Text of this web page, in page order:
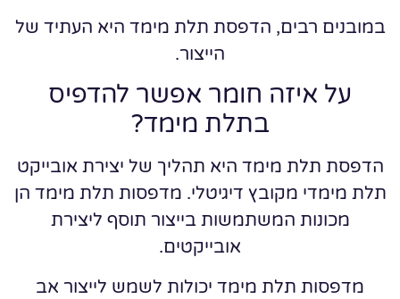
במובנים רבים, הדפסת תלת מימד היא העתיד של
הייצור.
על איזה חומר אפשר להדפיס
בתלת מימד?
הדפסת תלת מימד היא תהליך של יצירת אובייקט
תלת מימדי מקובץ דיגיטלי. מדפסות תלת מימד הן
מכונות המשתמשות בייצור תוסף ליצירת
אובייקטים.
מדפסות תלת מימד יכולות לשמש לייצור אב